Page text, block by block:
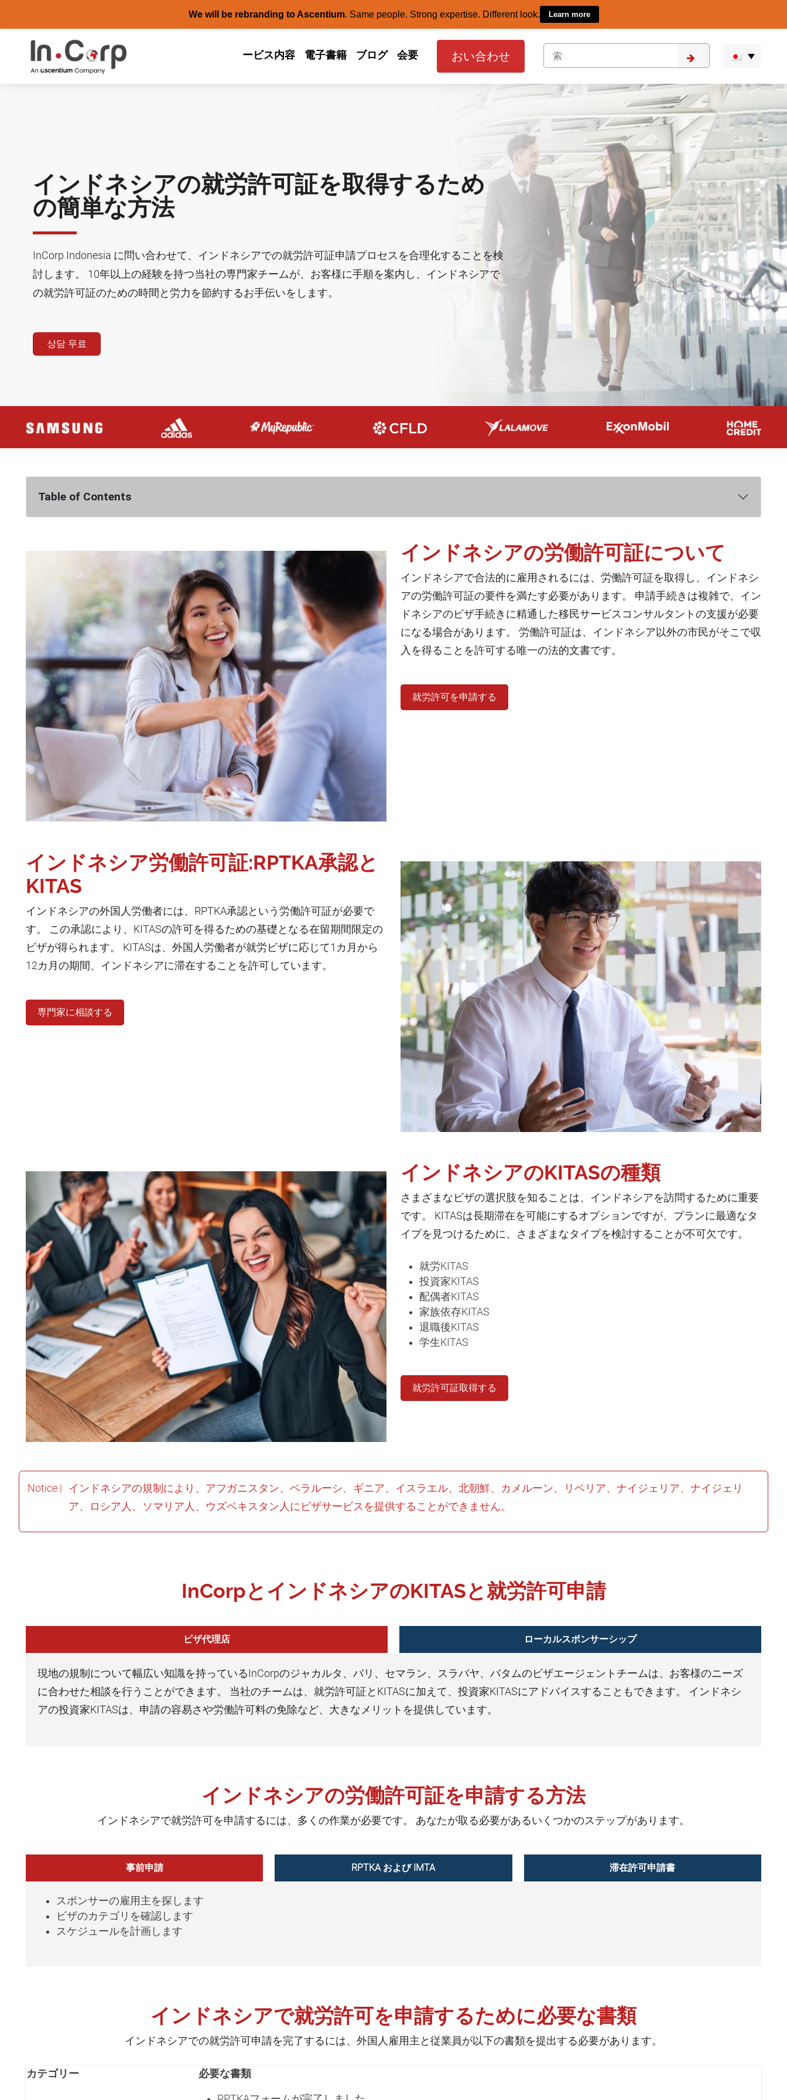
We will be rebranding to Ascentium. Same people. Strong expertise. Different look. Learn more
content
ービス内容 電子書籍 ブログ 会要 おい合わせ
インドネシアの就労許可証を取得するため
の簡単な方法
InCorp Indonesia に問い合わせて、インドネシアでの就労許可証申請プロセスを合理化することを検
討します。 10年以上の経験を持つ当社の専門家チームが、お客様に手順を案内し、インドネシアで
の就労許可証のための時間と労力を節約するお手伝いをします。
상담 무료
Table of Contents
インドネシアの労働許可証について
インドネシアで合法的に雇用されるには、労働許可証を取得し、インドネシ
アの労働許可証の要件を満たす必要があります。 申請手続きは複雑で、イン
ドネシアのビザ手続きに精通した移民サービスコンサルタントの支援が必要
になる場合があります。 労働許可証は、インドネシア以外の市民がそこで収
入を得ることを許可する唯一の法的文書です。
就労許可を申請する
インドネシア労働許可証:RPTKA承認と
KITAS
インドネシアの外国人労働者には、RPTKA承認という労働許可証が必要で
す。 この承認により、KITASの許可を得るための基礎となる在留期間限定の
ビザが得られます。 KITASは、外国人労働者が就労ビザに応じて1カ月から
12カ月の期間、インドネシアに滞在することを許可しています。
専門家に相談する
インドネシアのKITASの種類
さまざまなビザの選択肢を知ることは、インドネシアを訪問するために重要
です。 KITASは長期滞在を可能にするオプションですが、プランに最適なタ
イプを見つけるために、さまざまなタイプを検討することが不可欠です。
就労KITAS
投資家KITAS
配偶者KITAS
家族依存KITAS
退職後KITAS
学生KITAS
就労許可証取得する
Notice |
インドネシアの規制により、アフガニスタン、ベラルーシ、ギニア、イスラエル、北朝鮮、カメルーン、リベリア、ナイジェリア、ナイジェリ
ア、ロシア人、ソマリア人、ウズベキスタン人にビザサービスを提供することができません。
InCorpとインドネシアのKITASと就労許可申請
ビザ代理店 ローカルスポンサーシップ
現地の規制について幅広い知識を持っているInCorpのジャカルタ、バリ、セマラン、スラバヤ、バタムのビザエージェントチームは、お客様のニーズ
に合わせた相談を行うことができます。 当社のチームは、就労許可証とKITASに加えて、投資家KITASにアドバイスすることもできます。 インドネシ
アの投資家KITASは、申請の容易さや労働許可料の免除など、大きなメリットを提供しています。
インドネシアの労働許可証を申請する方法
インドネシアで就労許可を申請するには、多くの作業が必要です。 あなたが取る必要があるいくつかのステップがあります。
事前申請 RPTKA および IMTA 滞在許可申請書
スポンサーの雇用主を探します
ビザのカテゴリを確認します
スケジュールを計画します
インドネシアで就労許可を申請するために必要な書類
インドネシアでの就労許可申請を完了するには、外国人雇用主と従業員が以下の書類を提出する必要があります。
カテゴリー 必要な書類